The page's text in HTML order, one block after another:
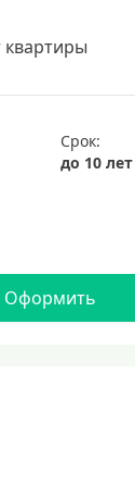
Срок:
до 10 лет
Оформить